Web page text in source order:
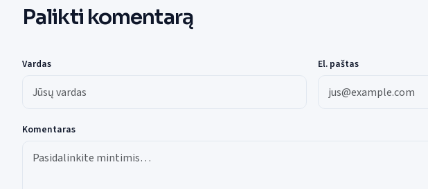
Palikti komentarą
Vardas El. paštas
Komentaras